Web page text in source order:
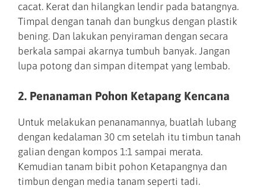
cacat. Kerat dan hilangkan lendir pada batangnya.
Timpal dengan tanah dan bungkus dengan plastik
bening. Dan lakukan penyiraman dengan secara
berkala sampai akarnya tumbuh banyak. Jangan
lupa potong dan simpan ditempat yang lembab.
2. Penanaman Pohon Ketapang Kencana
Untuk melakukan penanamannya, buatlah lubang
dengan kedalaman 30 cm setelah itu timbun tanah
galian dengan kompos 1:1 sampai merata.
Kemudian tanam bibit pohon Ketapangnya dan
timbun dengan media tanam seperti tadi.